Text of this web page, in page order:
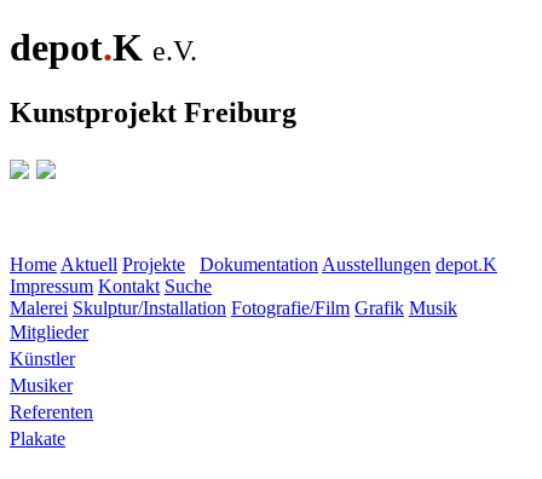
depot.K e.V.
Kunstprojekt Freiburg
Home Aktuell Projekte Dokumentation Ausstellungen depot.K
Impressum Kontakt Suche
Malerei Skulptur/Installation Fotografie/Film Grafik Musik
Mitglieder
Künstler
Musiker
Referenten
Plakate